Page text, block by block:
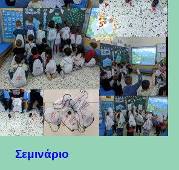
Σεμινάριο